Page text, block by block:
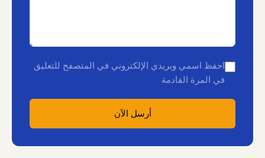
احفظ اسمي وبريدي الإلكتروني في المتصفح للتعليق
في المرة القادمة